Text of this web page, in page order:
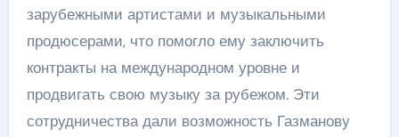
зарубежными артистами и музыкальными
продюсерами, что помогло ему заключить
контракты на международном уровне и
продвигать свою музыку за рубежом. Эти
сотрудничества дали возможность Газманову